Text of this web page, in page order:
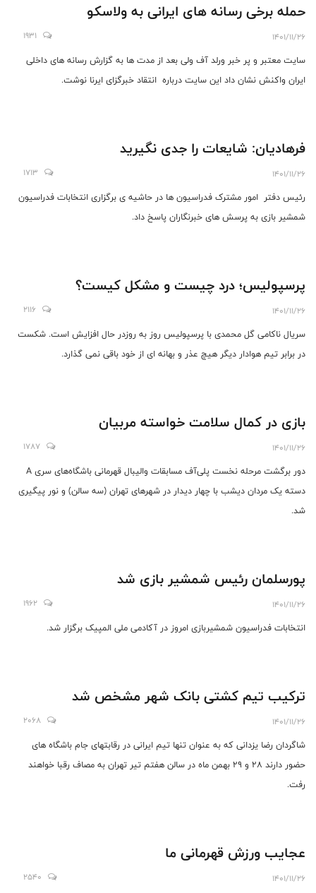
حمله برخی رسانه های ایرانی به ولاسکو
1401/11/26
1931
سایت معتبر و پر خبر ورلد آف ولی بعد از مدت ها به گزارش رسانه های داخلی
ایران واکنش نشان داد این سایت درباره انتقاد خبرگزای ایرنا نوشت.
فرهادیان: شایعات را جدی نگیرید
1401/11/26
1713
رئیس دفتر امور مشترک فدراسیون ها در حاشیه ی برگزاری انتخابات فدراسیون
شمشیر بازی به پرسش های خبرنگاران پاسخ داد.
پرسپولیس؛ درد چیست و مشکل کیست؟
1401/11/26
2116
سریال ناکامی گل محمدی با پرسپولیس روز به روزدر حال افزایش است. شکست
در برابر تیم هوادار دیگر هیچ عذر و بهانه ای از خود باقی نمی گذارد.
بازی در کمال سلامت خواسته مربیان
1401/11/26
1787
دور برگشت مرحله نخست پلی‌آف مسابقات والیبال قهرمانی باشگاه‌های سری A
دسته یک مردان دیشب با چهار دیدار در شهرهای تهران (سه‌ سالن) و نور پیگیری
شد.
پورسلمان رئیس شمشیر بازی شد
1401/11/26
1962
انتخابات فدراسیون شمشیربازی امروز در آکادمی ملی المپیک برگزار شد.
ترکیب تیم کشتی بانک شهر مشخص شد
1401/11/26
2068
شاگردان رضا یزدانی که به عنوان تنها تیم ایرانی در رقابتهای جام باشگاه های
حضور دارند ۲۸ و ۲۹ بهمن ماه در سالن هفتم تیر تهران به مصاف رقبا خواهند
رفت.
عجایب ورزش قهرمانی ما
1401/11/26
2540